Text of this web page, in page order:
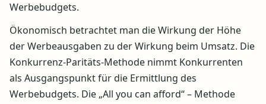
Werbebudgets.
Ökonomisch betrachtet man die Wirkung der Höhe
der Werbeausgaben zu der Wirkung beim Umsatz. Die
Konkurrenz-Paritäts-Methode nimmt Konkurrenten
als Ausgangspunkt für die Ermittlung des
Werbebudgets. Die „All you can afford“ – Methode